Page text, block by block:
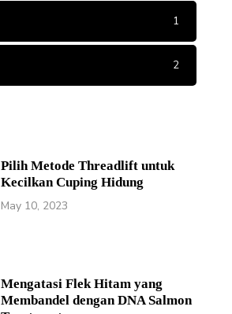
Pilih Metode Threadlift untuk
Kecilkan Cuping Hidung
May 10, 2023
Mengatasi Flek Hitam yang
Membandel dengan DNA Salmon
1
2